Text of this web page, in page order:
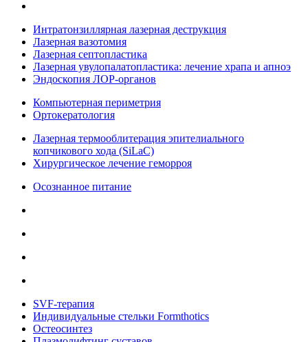
Интратонзиллярная лазерная деструкция
Лазерная вазотомия
Лазерная септопластика
Лазерная увулопалатопластика: лечение храпа и апноэ
Эндоскопия ЛОР-органов
Компьютерная периметрия
Ортокератология
Лазерная термооблитерация эпителиального
копчикового хода (SiLaC)
Хирургическое лечение геморроя
Осознанное питание
SVF-терапия
Индивидуальные стельки Formthotics
Остеосинтез